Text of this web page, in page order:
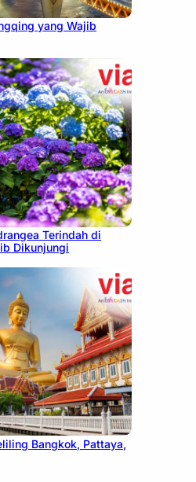
yang Wajib
Terindah di
Dikunjungi
Bangkok, Pattaya,